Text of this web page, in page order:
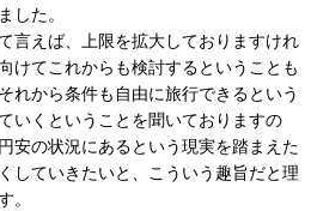
した。
言えば、上限を拡大しておりますけれ
けてこれからも検討するということも
れから条件も自由に旅行できるという
いくということを聞いておりますの
安の状況にあるという現実を踏まえた
していきたいと、こういう趣旨だと理
。